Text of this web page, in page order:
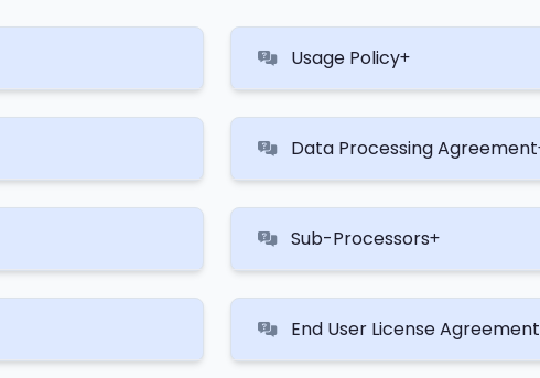
Usage Policy
Data Processing Agreement
Sub-Processors
End User License Agreement